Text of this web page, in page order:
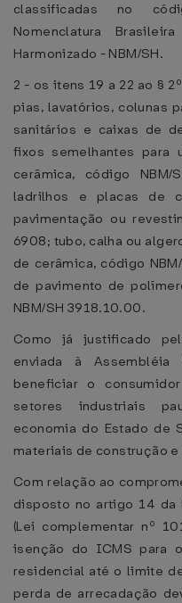
classificadas no
Nomenclatura
Harmonizado - NBM/SH.
2 - os itens 19 a 22 ao §
pias, lavatórios, colunas
sanitários e caixas de
fixos semelhantes para
cerâmica, código
ladrilhos e placas de
pavimentação ou
6908; tubo, calha ou
de cerâmica, código
de pavimento de
NBM/SH 3918.10.00.
Como já justificado
enviada à
beneficiar o
setores industriais
economia do Estado de
materiais de construção
Com relação ao
disposto no artigo 14 da
(Lei complementar nº
isenção do ICMS para
residencial até o limite
perda de arrecadação